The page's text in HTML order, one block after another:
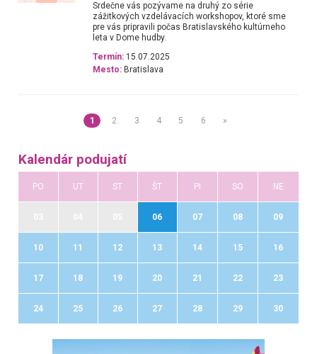
Srdečne vás pozývame na druhý zo série
zážitkových vzdelávacích workshopov, ktoré sme
pre vás pripravili počas Bratislavského kultúrneho
leta v Dome hudby.
Termín: 15.07.2025
Mesto: Bratislava
1 2 3 4 5 6 »
Kalendár podujatí
PO UT ST ŠT PI SO NE
06 07 08 09
10 11 12 13 14 15 16
17 18 19 20 21 22 23
24 25 26 27 28 29 30